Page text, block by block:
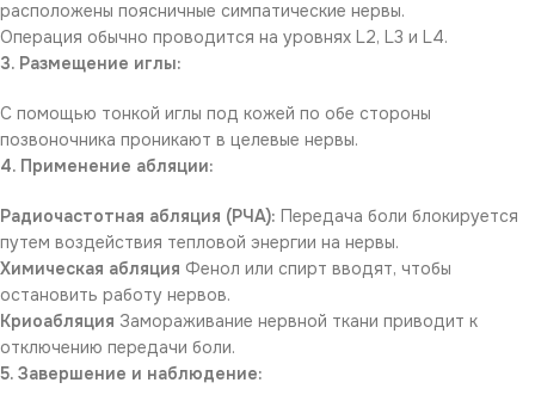
расположены поясничные симпатические нервы.
Операция обычно проводится на уровнях L2, L3 и L4.
3. Размещение иглы:
С помощью тонкой иглы под кожей по обе стороны
позвоночника проникают в целевые нервы.
4. Применение абляции:
Радиочастотная абляция (РЧА): Передача боли блокируется
путем воздействия тепловой энергии на нервы.
Химическая абляция Фенол или спирт вводят, чтобы
остановить работу нервов.
Криоабляция Замораживание нервной ткани приводит к
отключению передачи боли.
5. Завершение и наблюдение: